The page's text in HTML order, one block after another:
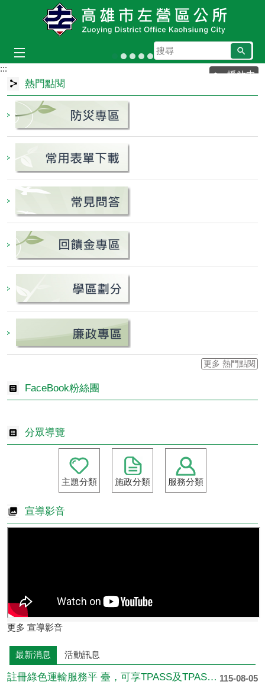
跳到主要內容區塊
搜
尋
播放中
左營舊城
蓮池潭畔孔廟
里鄰編組及調整專區
高雄市里鄰編組及調整專區
龍虎塔
目
前
顯
圖
營
城
:::
熱門點閱
更多 熱門點閱
FaceBook粉絲團
分眾導覽
主題分類 施政分類 服務分類
宣導影音
更多 宣導影音
最新消息 活動訊息
115-08-05
註冊綠色運輸服務平 臺，可享TPASS及TPASS....